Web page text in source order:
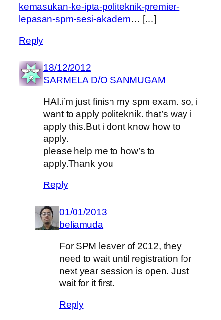
kemasukan-ke-ipta-politeknik-premier-
lepasan-spm-sesi-akadem… […]
Reply
18/12/2012
SARMELA D/O SANMUGAM
HAI.i’m just finish my spm exam. so, i
want to apply politeknik. that’s way i
apply this.But i dont know how to
apply.
please help me to how’s to
apply.Thank you
Reply
01/01/2013
beliamuda
For SPM leaver of 2012, they
need to wait until registration for
next year session is open. Just
wait for it first.
Reply